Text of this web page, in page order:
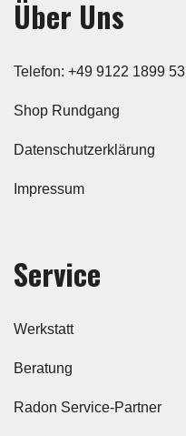
Über Uns
Telefon: +49 9122 1899 53
Shop Rundgang
Datenschutzerklärung
Impressum
Service
Werkstatt
Beratung
Radon Service-Partner